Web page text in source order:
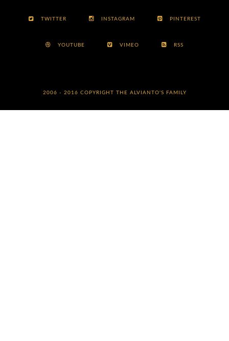
TWITTER INSTAGRAM PINTEREST
YOUTUBE VIMEO RSS
2006 - 2016 COPYRIGHT THE ALVIANTO'S FAMILY